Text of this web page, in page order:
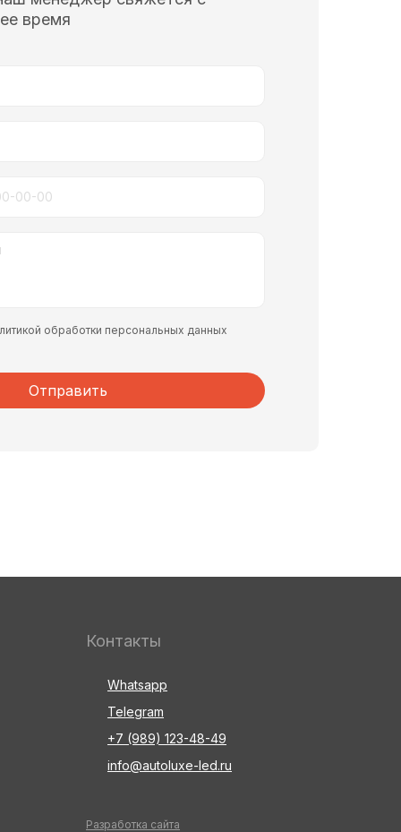
время
обработки персональных данных
Отправить
Разработка сайта
info@autoluxe-led.ru
Контакты
+7 (989) 123-48-49
Telegram
Whatsapp